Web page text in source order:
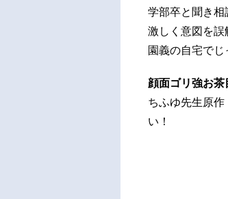
学部卒と聞き相
激しく意図を誤
園義の自宅で
顔面ゴリ強お
ちふゆ先生原
い！